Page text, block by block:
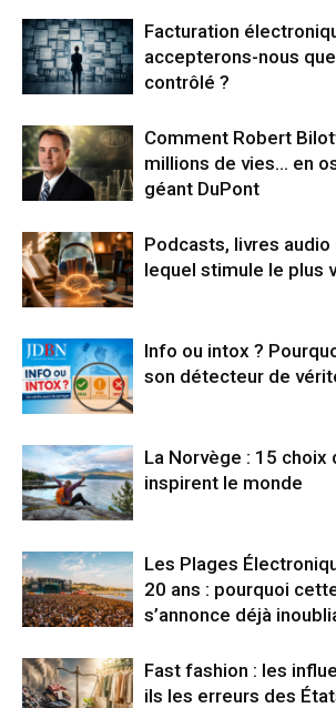
Facturation
accepterons-nous
contrôlé ?
Comment Robert
millions de vies… en
géant DuPont
Podcasts, livres audio
lequel stimule le plus
Info ou intox ?
son détecteur de
La Norvège : 15 choix
inspirent le monde
Les Plages
20 ans : pourquoi
s’annonce déjà
Fast fashion : les
ils les erreurs des